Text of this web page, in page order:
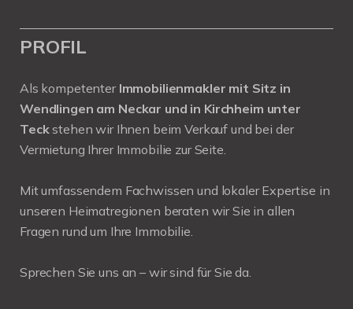
PROFIL
Als kompetenter Immobilienmakler mit Sitz in
Wendlingen am Neckar und in Kirchheim unter
Teckstehen wir Ihnen beim Verkauf und bei der
Vermietung Ihrer Immobilie zur Seite.
Mit umfassendem Fachwissen und lokaler Expertise in
unseren Heimatregionen beraten wir Sie in allen
Fragen rund um Ihre Immobilie.
Sprechen Sie uns an – wir sind für Sie da.